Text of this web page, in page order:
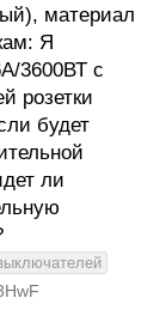
материал
Я
3600ВТ с
розетки
будет
ли